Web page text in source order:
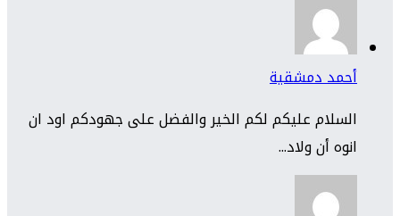
أحمد دمشقية
السلام عليكم لكم الخير والفضل على جهودكم اود ان
انوه أن ولاد...